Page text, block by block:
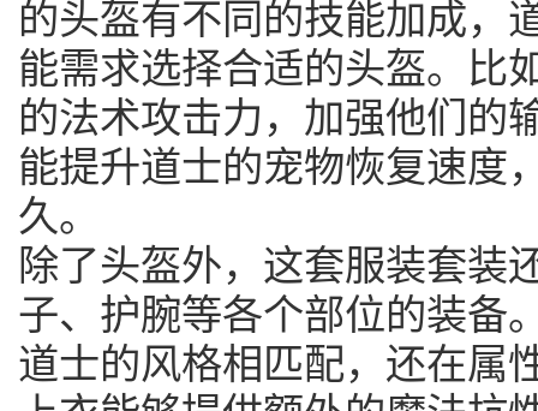
的头盔有不同的技能加成，
能需求选择合适的头盔。比
的法术攻击力，加强他们的
能提升道士的宠物恢复速度
久。
除了头盔外，这套服装套装
子、护腕等各个部位的装备
道士的风格相匹配，还在属